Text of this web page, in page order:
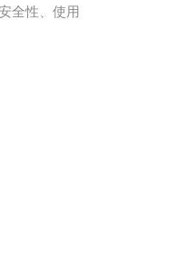
全性、使用